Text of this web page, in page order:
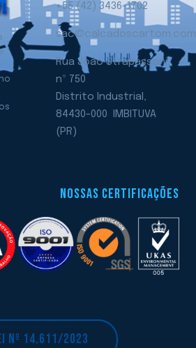
+55 (42) 3436-1702
Rua João Strapassoni,
nº 750
Distrito Industrial,
84430-000 IMBITUVA
(PR)
NOSSAS CERTIFICAÇÕES
Nº 14.611/2023